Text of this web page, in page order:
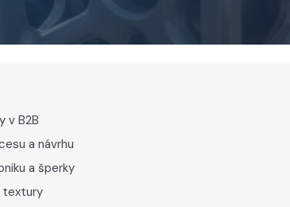
v B2B
a návrhu
a šperky
textury